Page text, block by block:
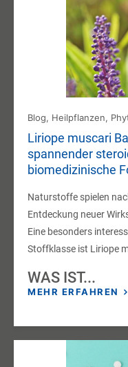
Blog, Heilpflanzen,
Liriope muscari
spannender
biomedizinische
Naturstoffe spielen
Entdeckung neuer
Eine besonders
Stoffklasse ist Liriope
WAS IST...
MEHR ERFAHREN